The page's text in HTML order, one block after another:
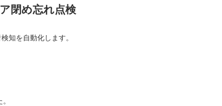
閉め忘れ点検
知を自動化します。